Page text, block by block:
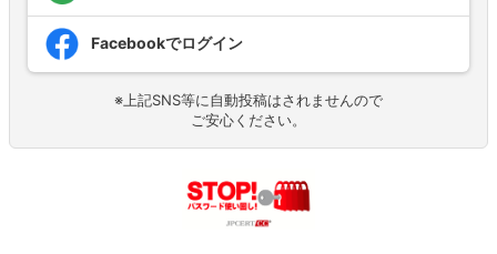
Facebookでログイン
※上記SNS等に自動投稿はされませんので
ご安心ください。